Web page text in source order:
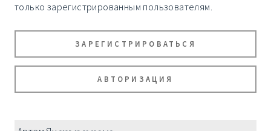
только зарегистрированным пользователям.
ЗАРЕГИСТРИРОВАТЬСЯ
АВТОРИЗАЦИЯ